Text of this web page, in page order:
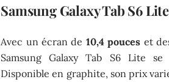
Samsung Galaxy Tab S6 Lite
Avec un écran de 10,4 pouces et
Samsung Galaxy Tab S6 Lite
Disponible en graphite, son prix